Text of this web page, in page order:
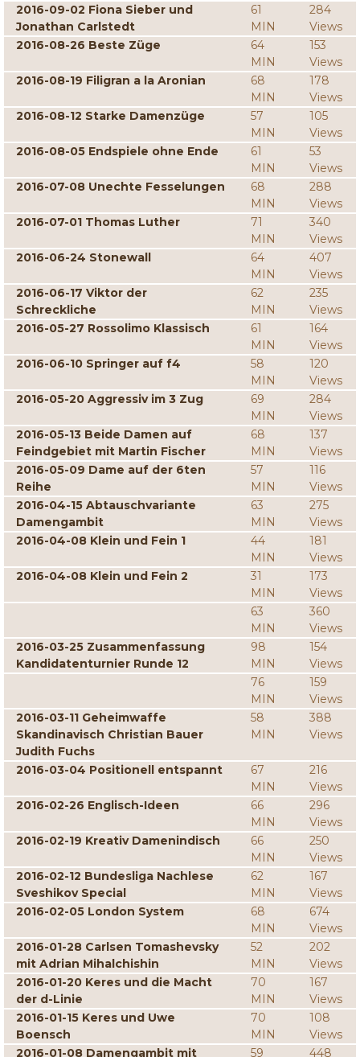
2016-09-02 Fiona Sieber und
Jonathan Carlstedt
61
MIN
284
Views
2016-08-26 Beste Züge
64
MIN
153
Views
2016-08-19 Filigran a la Aronian
68
MIN
178
Views
2016-08-12 Starke Damenzüge
57
MIN
105
Views
2016-08-05 Endspiele ohne Ende
61
MIN
53
Views
2016-07-08 Unechte Fesselungen
68
MIN
288
Views
2016-07-01 Thomas Luther
71
MIN
340
Views
2016-06-24 Stonewall
64
MIN
407
Views
2016-06-17 Viktor der
Schreckliche
62
MIN
235
Views
2016-05-27 Rossolimo Klassisch
61
MIN
164
Views
2016-06-10 Springer auf f4
58
MIN
120
Views
2016-05-20 Aggressiv im 3 Zug
69
MIN
284
Views
2016-05-13 Beide Damen auf
Feindgebiet mit Martin Fischer
68
MIN
137
Views
2016-05-09 Dame auf der 6ten
Reihe
57
MIN
116
Views
2016-04-15 Abtauschvariante
Damengambit
63
MIN
275
Views
2016-04-08 Klein und Fein 1
44
MIN
181
Views
2016-04-08 Klein und Fein 2
31
MIN
173
Views
63
MIN
360
Views
2016-03-25 Zusammenfassung
Kandidatenturnier Runde 12
98
MIN
154
Views
76
MIN
159
Views
2016-03-11 Geheimwaffe
Skandinavisch Christian Bauer
Judith Fuchs
58
MIN
388
Views
2016-03-04 Positionell entspannt
67
MIN
216
Views
2016-02-26 Englisch-Ideen
66
MIN
296
Views
2016-02-19 Kreativ Damenindisch
66
MIN
250
Views
2016-02-12 Bundesliga Nachlese
Sveshikov Special
62
MIN
167
Views
2016-02-05 London System
68
MIN
674
Views
2016-01-28 Carlsen Tomashevsky
mit Adrian Mihalchishin
52
MIN
202
Views
2016-01-20 Keres und die Macht
der d-Linie
70
MIN
167
Views
2016-01-15 Keres und Uwe
Boensch
70
MIN
108
Views
2016-01-08 Damengambit mit
59 448